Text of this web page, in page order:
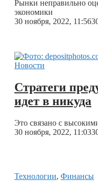
Рынки неправильно
экономики
30 ноября, 2022, 11:56
Новости
Стратеги
идет в никуда
Это связано с
30 ноября, 2022, 11:03
Технологии, Финансы